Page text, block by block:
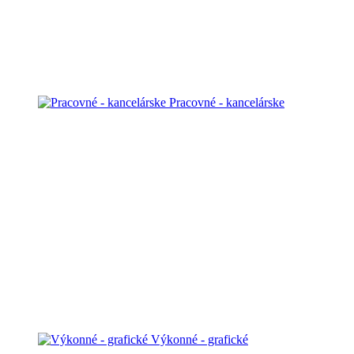
Pracovné - kancelárske
Výkonné - grafické